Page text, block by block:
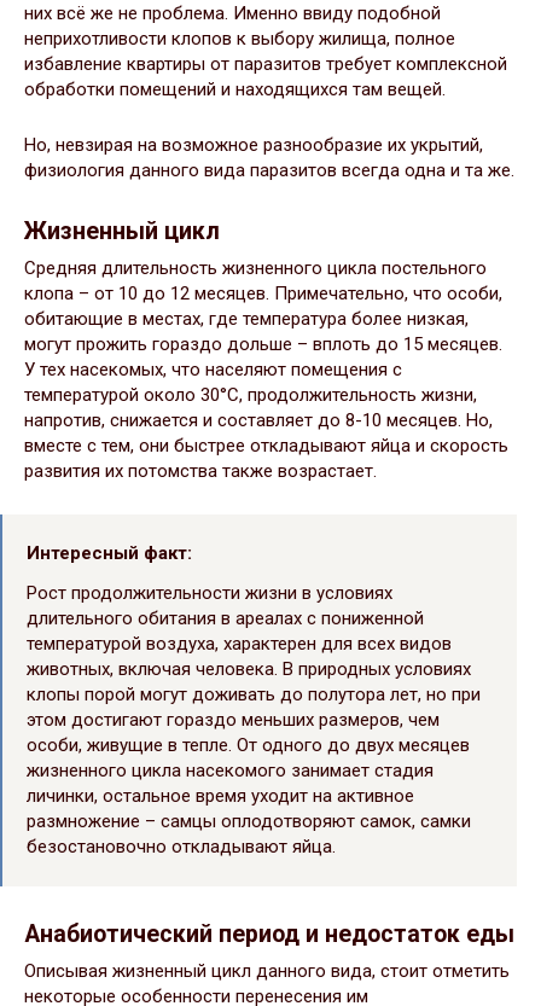
них всё же не проблема. Именно ввиду подобной
неприхотливости клопов к выбору жилища, полное
избавление квартиры от паразитов требует комплексной
обработки помещений и находящихся там вещей.
Но, невзирая на возможное разнообразие их укрытий,
физиология данного вида паразитов всегда одна и та же.
Жизненный цикл
Средняя длительность жизненного цикла постельного
клопа – от 10 до 12 месяцев. Примечательно, что особи,
обитающие в местах, где температура более низкая,
могут прожить гораздо дольше – вплоть до 15 месяцев.
У тех насекомых, что населяют помещения с
температурой около 30°C, продолжительность жизни,
напротив, снижается и составляет до 8-10 месяцев. Но,
вместе с тем, они быстрее откладывают яйца и скорость
развития их потомства также возрастает.
Интересный факт:
Рост продолжительности жизни в условиях
длительного обитания в ареалах с пониженной
температурой воздуха, характерен для всех видов
животных, включая человека. В природных условиях
клопы порой могут доживать до полутора лет, но при
этом достигают гораздо меньших размеров, чем
особи, живущие в тепле. От одного до двух месяцев
жизненного цикла насекомого занимает стадия
личинки, остальное время уходит на активное
размножение – самцы оплодотворяют самок, самки
безостановочно откладывают яйца.
Анабиотический период и недостаток еды
Описывая жизненный цикл данного вида, стоит отметить
некоторые особенности перенесения им